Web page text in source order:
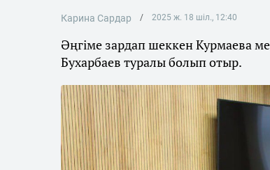
Карина Сардар 2025 ж. 18 шіл., 12:40
Әңгіме зардап шеккен Курмаева
Бухарбаев туралы болып отыр.